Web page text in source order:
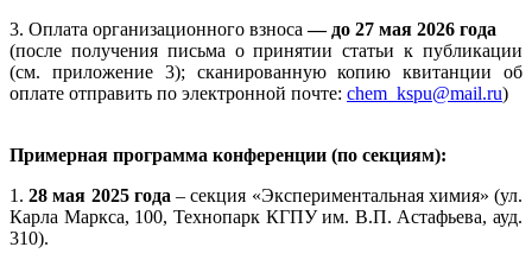
3. Оплата организационного взноса — до 27 мая 2026 года
(после получения письма о принятии статьи к публикации
(см. приложение 3); сканированную копию квитанции об
оплате отправить по электронной почте: chem_kspu@mail.ru)
Примерная программа конференции (по секциям):
1.28 мая 2025 года – секция «Экспериментальная химия» (ул.
Карла Маркса, 100, Технопарк КГПУ им. В.П. Астафьева, ауд.
310).